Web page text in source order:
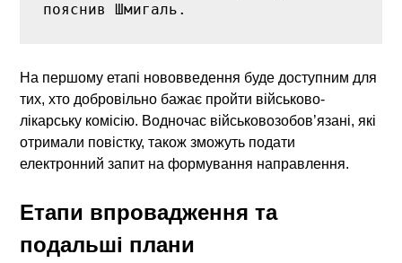
пояснив Шмигаль.
На першому етапі нововведення буде доступним для
тих, хто добровільно бажає пройти військово-
лікарську комісію. Водночас військовозобов’язані, які
отримали повістку, також зможуть подати
електронний запит на формування направлення.
Етапи впровадження та
подальші плани